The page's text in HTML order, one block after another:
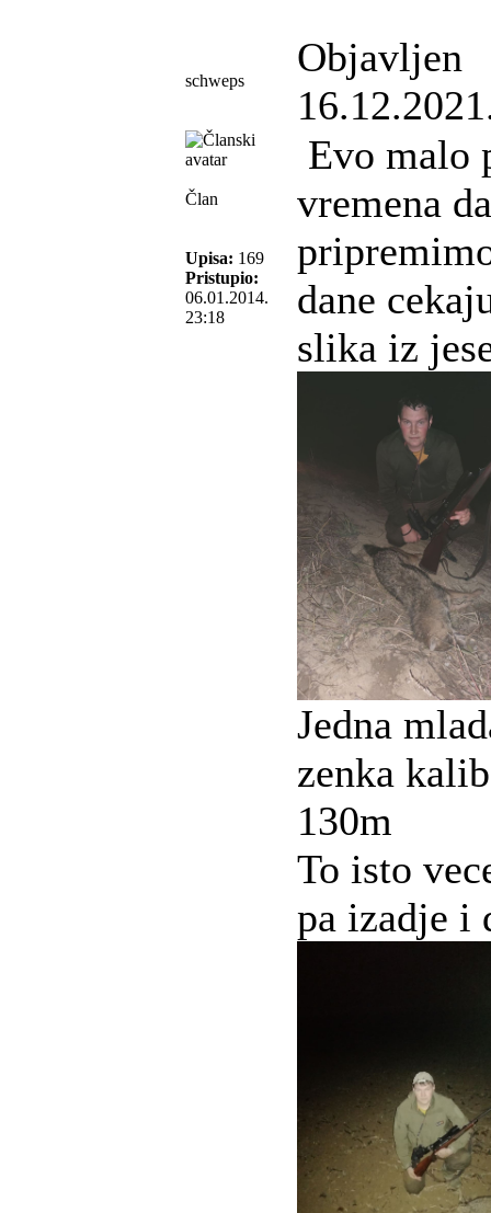
schweps
Objavljen
Član
Upisa: 169
Pristupio:
06.01.2014.
23:18
Evo malo
vremena
dane
slika iz
Jedna
zenka
130m
To isto
pa izadje i